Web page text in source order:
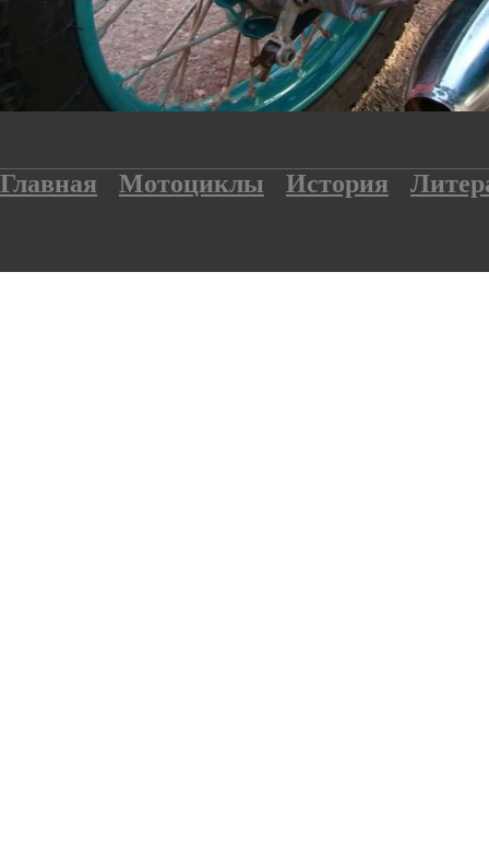
Главная Мотоциклы История